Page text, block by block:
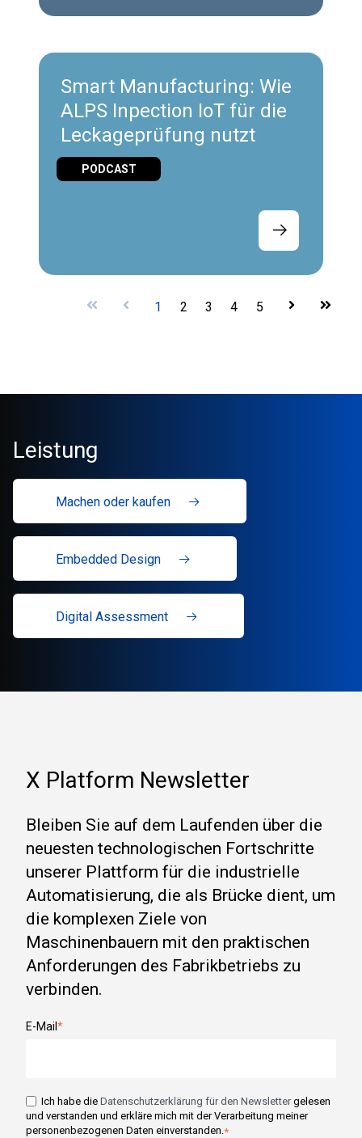
Smart Manufacturing: Wie
ALPS Inpection IoT für die
Leckageprüfung nutzt
PODCAST
First Prev 1 2 3 4 5 Next Last
Leistung
Machen oder kaufen
Embedded Design
Digital Assessment
X Platform Newsletter
Bleiben Sie auf dem Laufenden über die
neuesten technologischen Fortschritte
unserer Plattform für die industrielle
Automatisierung, die als Brücke dient, um
die komplexen Ziele von
Maschinenbauern mit den praktischen
Anforderungen des Fabrikbetriebs zu
verbinden.
E-Mail *
Ich habe die Datenschutzerklärung für den Newslettergelesen
und verstanden und erkläre mich mit der Verarbeitung meiner
personenbezogenen Daten einverstanden.*